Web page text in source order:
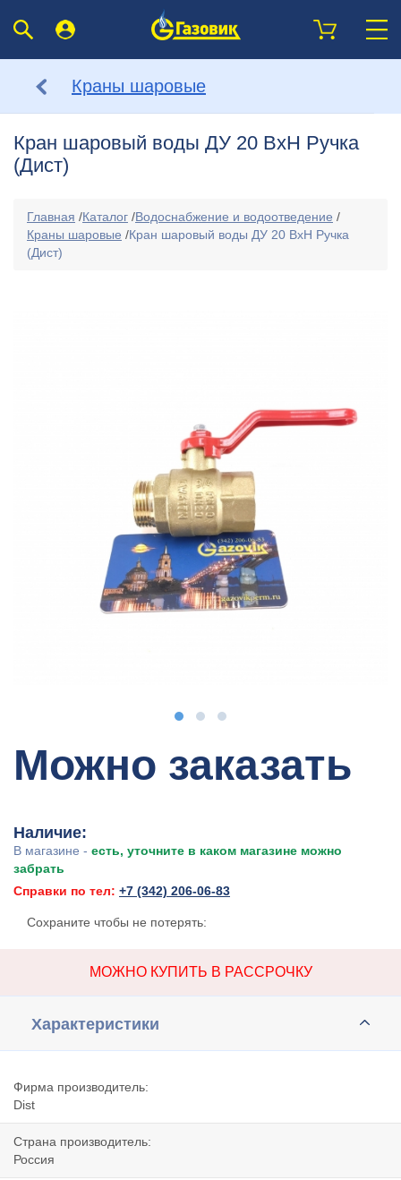
Краны шаровые
Кран шаровый воды ДУ 20 ВхН Ручка
(Дист)
Главная /Каталог /Водоснабжение и водоотведение /
Краны шаровые /Кран шаровый воды ДУ 20 ВхН Ручка
(Дист)
Можно заказать
Наличие:
В магазине - есть, уточните в каком магазине можно
забрать
Справки по тел: +7 (342) 206-06-83
Сохраните чтобы не потерять:
МОЖНО КУПИТЬ В РАССРОЧКУ
Характеристики
Фирма производитель:
Dist
Страна производитель:
Россия